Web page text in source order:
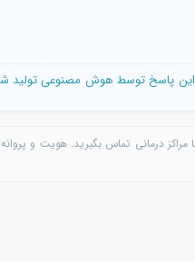
این پاسخ توسط هوش مصنوعی تولید
درمانی تماس بگیرید. هویت و